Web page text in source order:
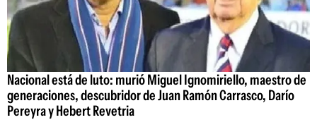
Nacional está de luto: murió Miguel Ignomiriello, maestro de
generaciones, descubridor de Juan Ramón Carrasco, Darío
Pereyra y Hebert Revetria